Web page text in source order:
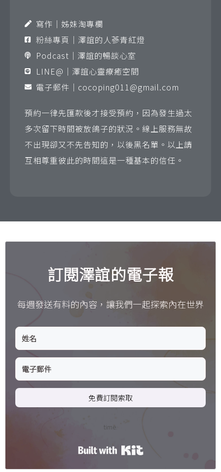
寫作｜姊妹淘專欄
粉絲專頁｜澤誼的人蔘青紅燈
Podcast｜澤誼的暢談心室
LINE@｜澤誼心靈療癒空間
電子郵件｜ cocoping011@gmail.com
預約一律先匯款後才接受預約，因為發生過太
多次留下時間被放鴿子的狀況。線上服務無故
不出現卻又不先告知的，以後黑名單。以上請
互相尊重彼此的時間這是一種基本的信任。
訂閱澤誼的電子報
每週發送有料的內容，讓我們一起探索內在世界
免費訂閱索取
time.